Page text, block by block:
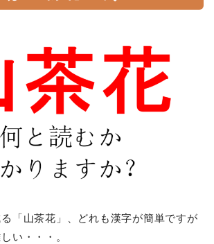
「山茶花」、どれも漢字が簡単ですが
い・・・。